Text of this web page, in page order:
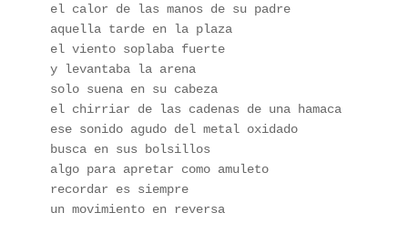
el calor de las manos de su padre
aquella tarde en la plaza
el viento soplaba fuerte
y levantaba la arena
solo suena en su cabeza
el chirriar de las cadenas de una hamaca
ese sonido agudo del metal oxidado
busca en sus bolsillos
algo para apretar como amuleto
recordar es siempre
un movimiento en reversa